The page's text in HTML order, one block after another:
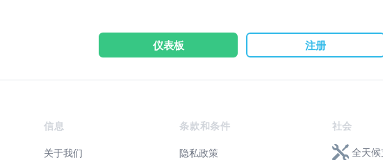
仪表板 注册
信息
关于我们
条款和条件
隐私政策
社会
全天